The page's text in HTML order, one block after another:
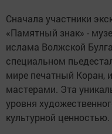
Сначала участники
«Памятный знак» -
ислама Волжской
специальном
мире печатный Коран,
мастерами. Эта
уровня
культурной ценностью.